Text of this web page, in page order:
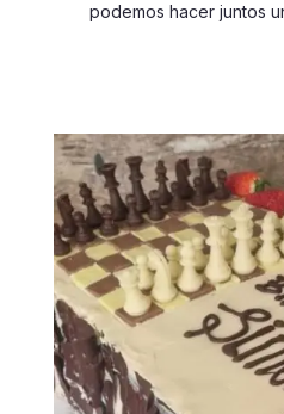
podemos hacer juntos